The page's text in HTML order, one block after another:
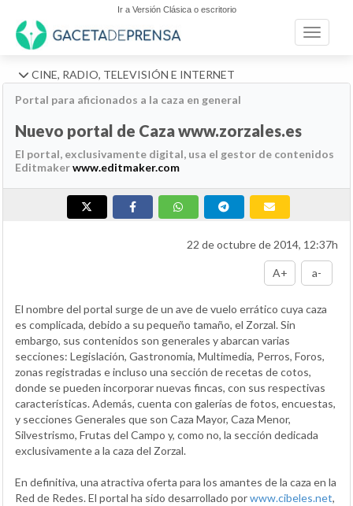
Ir a Versión Clásica o escritorio
Toggle
CINE, RADIO, TELEVISIÓN E INTERNET
Portal para aficionados a la caza en general
Nuevo portal de Caza www.zorzales.es
El portal, exclusivamente digital, usa el gestor de contenidos
Editmakerwww.editmaker.com
22 de octubre de 2014, 12:37h
A+ a-
El nombre del portal surge de un ave de vuelo errático cuya caza
es complicada, debido a su pequeño tamaño, el Zorzal. Sin
embargo, sus contenidos son generales y abarcan varias
secciones: Legislación, Gastronomia, Multimedia, Perros, Foros,
zonas registradas e incluso una sección de recetas de cotos,
donde se pueden incorporar nuevas fincas, con sus respectivas
características. Además, cuenta con galerías de fotos, encuestas,
y secciones Generales que son Caza Mayor, Caza Menor,
Silvestrismo, Frutas del Campo y, como no, la sección dedicada
exclusivamente a la caza del Zorzal.
En definitiva, una atractiva oferta para los amantes de la caza en la
Red de Redes. El portal ha sido desarrollado porwww.cibeles.net,